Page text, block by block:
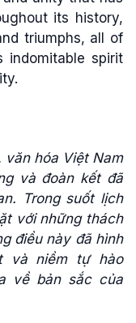
its history,
triumphs, all of
indomitable spirit
văn hóa Việt Nam
và đoàn kết đã
Trong suốt lịch
với những thách
điều này đã hình
và niềm tự hào
về bản sắc của